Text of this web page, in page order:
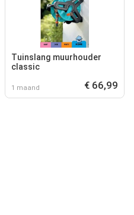
Tuinslang muurhouder
classic
1 maand € 66,99